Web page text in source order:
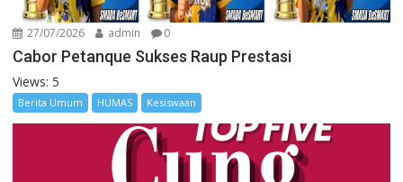
27/07/2026 admin 0
Cabor Petanque Sukses Raup Prestasi
Views: 5
Berita Umum HUMAS Kesiswaan